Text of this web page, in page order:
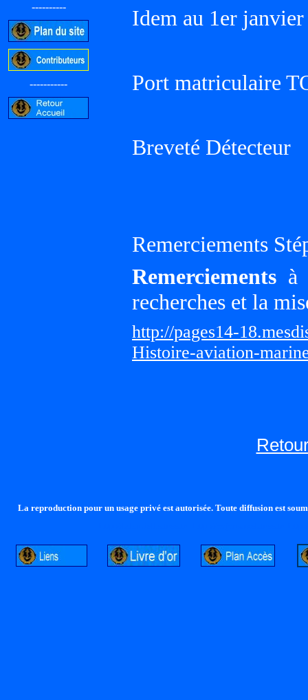
----------
-----------
Idem au 1er
Port matriculaire
Breveté Détecteur
Remerciements
Remerciements à
recherches et la
http://pages14-
Histoire-aviation-
La reproduction pour un usage privé est autorisée. Toute diffusion est